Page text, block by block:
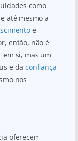
como
até mesmo a
e
então, não é
em si, mas um
e da confiança
nos
oferecem